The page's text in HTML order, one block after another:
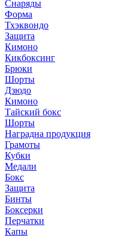
Снаряды
Форма
Тхэквондо
Защита
Кимоно
Кикбоксинг
Брюки
Шорты
Дзюдо
Кимоно
Тайский бокс
Шорты
Наградна продукция
Грамоты
Кубки
Медали
Бокс
Защита
Бинты
Боксерки
Перчатки
Капы